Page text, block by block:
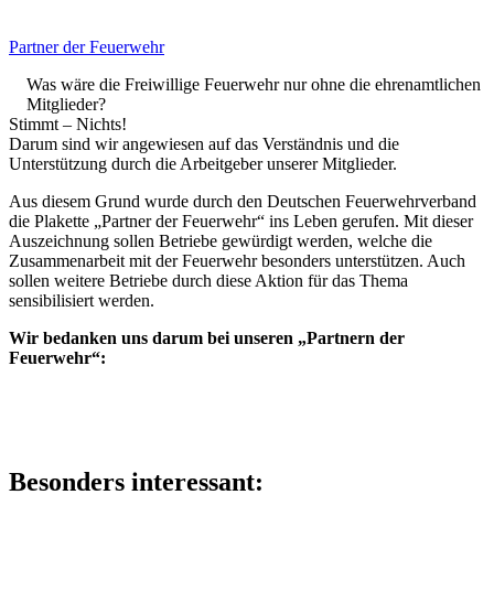
Partner der Feuerwehr
Was wäre die Freiwillige Feuerwehr nur ohne die ehrenamtlichen
Mitglieder?
Stimmt – Nichts!
Darum sind wir angewiesen auf das Verständnis und die
Unterstützung durch die Arbeitgeber unserer Mitglieder.
Aus diesem Grund wurde durch den Deutschen Feuerwehrverband
die Plakette „Partner der Feuerwehr“ ins Leben gerufen. Mit dieser
Auszeichnung sollen Betriebe gewürdigt werden, welche die
Zusammenarbeit mit der Feuerwehr besonders unterstützen. Auch
sollen weitere Betriebe durch diese Aktion für das Thema
sensibilisiert werden.
Wir bedanken uns darum bei unseren „Partnern der
Feuerwehr“:
Besonders interessant: